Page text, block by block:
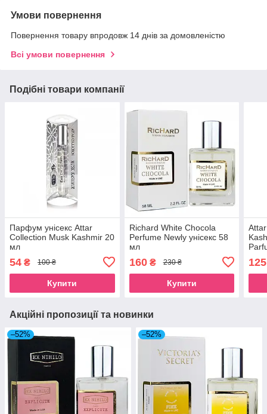
Умови повернення
Повернення товару впродовж 14 днів за домовленістю
Всі умови повернення
Подібні товари компанії
Парфум унісекс Attar
Collection Musk Kashmir 20
мл
54 ₴ 100 ₴
Купити
Richard White Chocola
Perfume Newly унісекс 58
мл
160₴ 230 ₴
Купити
125
Акційні пропозиції та новинки
–52% –52%